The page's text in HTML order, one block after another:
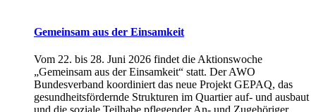
Gemeinsam aus der Einsamkeit
Vom 22. bis 28. Juni 2026 findet die Aktionswoche
„Gemeinsam aus der Einsamkeit“ statt. Der AWO
Bundesverband koordiniert das neue Projekt GEPAQ, das
gesundheitsfördernde Strukturen im Quartier auf- und ausbaut